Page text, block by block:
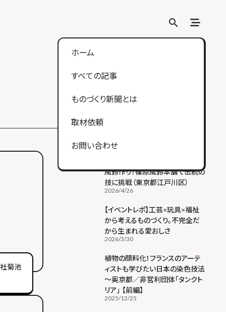
search
search
ホーム
すべての記事
ものづくり新聞とは
取材依頼
お問い合わせ
モノ コト
菊池
人気の記事Ranking
風鈴作り！篠原風鈴本舗で伝統の
技に挑戦（東京都江戸川区）
2026/4/26
【イベントレポ】工芸×玩具×福祉
から考えるものづくり。不完全だ
から生まれる愛おしさ
2026/3/30
植物の顔料化！フランスのアーテ
ィストも学びたい日本の染色技法
～奥京都／非営利団体「タンクト
リア」 【前編】
2025/12/25